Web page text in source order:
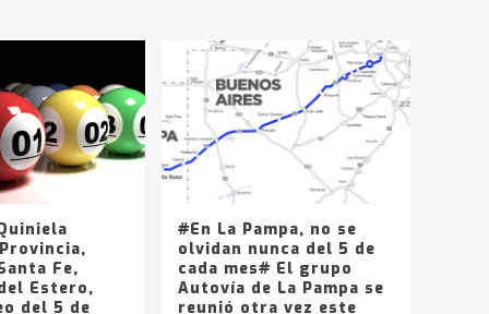
Fe,
Estero,
del 5 de
#En La Pampa, no se
olvidan nunca del 5 de
cada mes# El grupo
Autovía de La Pampa se
reunió otra vez este